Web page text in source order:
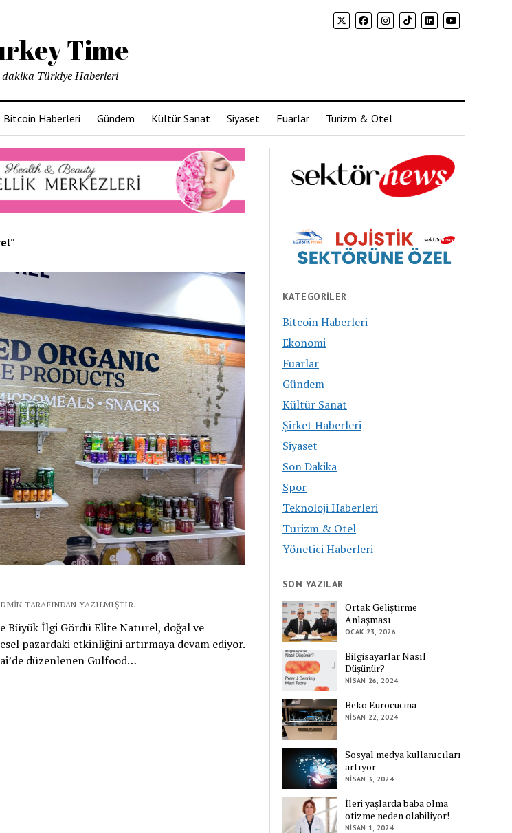
Time
dakika Türkiye Haberleri
Bitcoin Haberleri Gündem Kültür Sanat Siyaset Fuarlar Turizm & Otel
TARAFINDAN YAZILMIŞTIR.
Büyük İlgi Gördü Elite Naturel, doğal ve
pazardaki etkinliğini artırmaya devam ediyor.
düzenlenen Gulfood…
KATEGORILER
Bitcoin Haberleri
Ekonomi
Fuarlar
Gündem
Kültür Sanat
Şirket Haberleri
Siyaset
Son Dakika
Spor
Teknoloji Haberleri
Turizm & Otel
Yönetici Haberleri
SON YAZILAR
Ortak Geliştirme
Anlaşması
OCAK 23, 2026
Bilgisayarlar Nasıl
Düşünür?
NISAN 26, 2024
Beko Eurocucina
NISAN 22, 2024
Sosyal medya kullanıcıları
artıyor
NISAN 3, 2024
İleri yaşlarda baba olma
otizme neden olabiliyor!
NISAN 1, 2024